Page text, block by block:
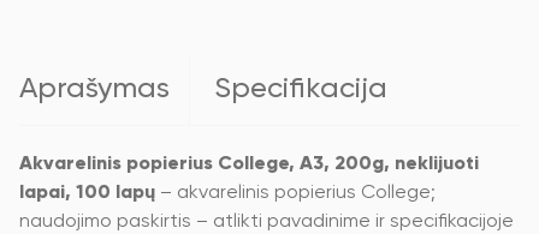
lapų
Aprašymas Specifikacija
Akvarelinis popierius College, A3, 200g, neklijuoti
lapai, 100 lapų – akvarelinis popierius College;
naudojimo paskirtis – atlikti pavadinime ir specifikacijoje